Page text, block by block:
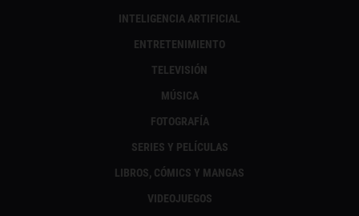
INTELIGENCIA ARTIFICIAL
ENTRETENIMIENTO
TELEVISIÓN
MÚSICA
FOTOGRAFÍA
SERIES Y PELÍCULAS
LIBROS, CÓMICS Y MANGAS
VIDEOJUEGOS